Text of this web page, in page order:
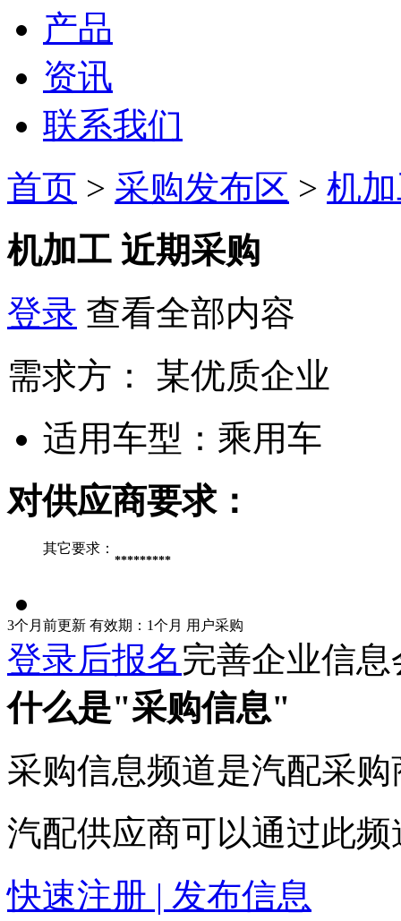
产品
资讯
联系我们
首页 > 采购发布区 > 机
机加工 近期采购
登录 查看全部内容
需求方：
某优质企业
适用车型： 乘用车
对供应商要求：
其它要求：
*********
3个月前更新 有效期：1个月 用户采购
登录后报名完善企业信
什么是"采购信息"
采购信息频道是汽配采
汽配供应商可以通过此
快速注册 | 发布信息